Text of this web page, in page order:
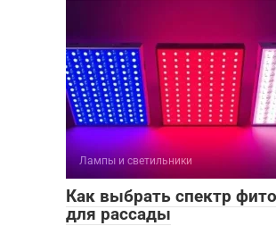
Лампы и светильники
Как выбрать спектр
для рассады